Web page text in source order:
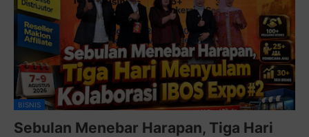
BISNIS
Sebulan Menebar Harapan, Tiga Hari